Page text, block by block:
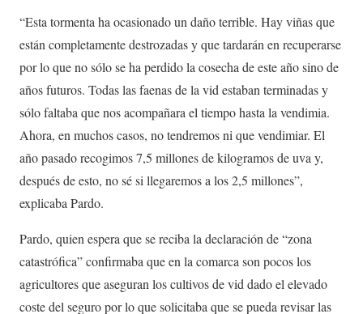
“Esta tormenta ha ocasionado un daño terrible. Hay viñas que
están completamente destrozadas y que tardarán en recuperarse
por lo que no sólo se ha perdido la cosecha de este año sino de
años futuros. Todas las faenas de la vid estaban terminadas y
sólo faltaba que nos acompañara el tiempo hasta la vendimia.
Ahora, en muchos casos, no tendremos ni que vendimiar. El
año pasado recogimos 7,5 millones de kilogramos de uva y,
después de esto, no sé si llegaremos a los 2,5 millones”,
explicaba Pardo.
Pardo, quien espera que se reciba la declaración de “zona
catastrófica” confirmaba que en la comarca son pocos los
agricultores que aseguran los cultivos de vid dado el elevado
coste del seguro por lo que solicitaba que se pueda revisar las